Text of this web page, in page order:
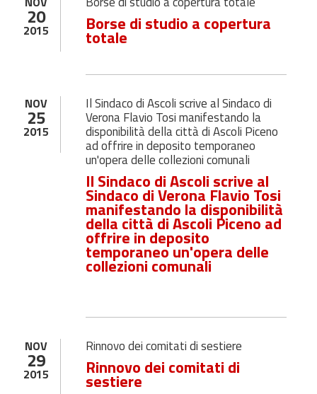
20
2015 Borse di studio a copertura
totale
NOV
25
2015
Il Sindaco di Ascoli scrive al Sindaco di
Verona Flavio Tosi manifestando la
disponibilità della città di Ascoli Piceno
ad offrire in deposito temporaneo
un'opera delle collezioni comunali
Il Sindaco di Ascoli scrive al
Sindaco di Verona Flavio Tosi
manifestando la disponibilità
della città di Ascoli Piceno ad
offrire in deposito
temporaneo un'opera delle
collezioni comunali
NOV
29
2015
Rinnovo dei comitati di sestiere
Rinnovo dei comitati di
sestiere